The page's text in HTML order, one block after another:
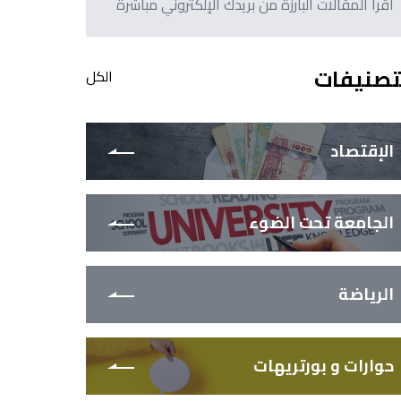
الكل
الإقتصاد
الجامعة تحت الضوء
الرياضة
حوارات و بورتريهات